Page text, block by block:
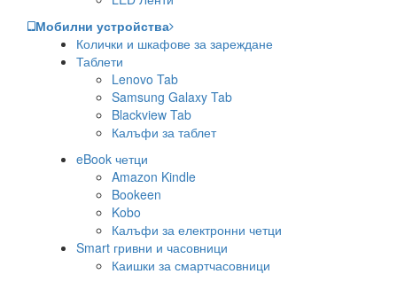
Мобилни устройства
Колички и шкафове за зареждане
Таблети
Lenovo Tab
Samsung Galaxy Tab
Blackview Tab
Калъфи за таблет
eBook четци
Amazon Kindle
Bookeen
Kobo
Калъфи за електронни четци
Smart гривни и часовници
Каишки за смартчасовници